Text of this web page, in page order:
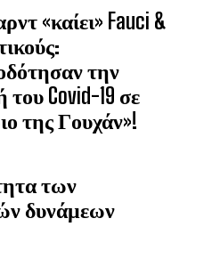
«καίει» Fauci &
την
Covid-19 σε
της Γουχάν»!
των
δυνάμεων